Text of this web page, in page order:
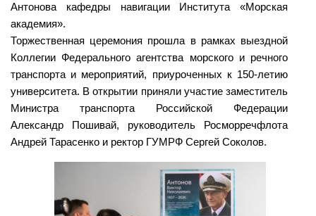
Антонова кафедры навигации Института «Морская
академия».
Торжественная церемония прошла в рамках выездной
Коллегии Федерального агентства морского и речного
транспорта и мероприятий, приуроченных к 150-летию
университета. В открытии приняли участие заместитель
Министра транспорта Российской Федерации
Александр Пошивай, руководитель Росморречфлота
Андрей Тарасенко и ректор ГУМРФ Сергей Соколов.